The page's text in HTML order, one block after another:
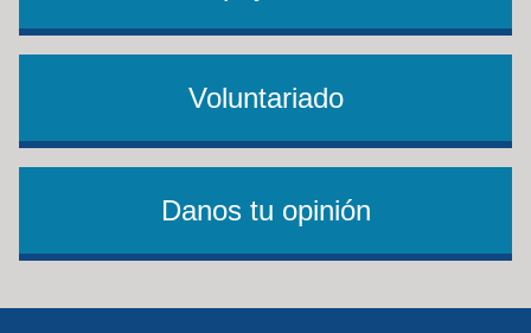
Voluntariado
Danos tu opinión